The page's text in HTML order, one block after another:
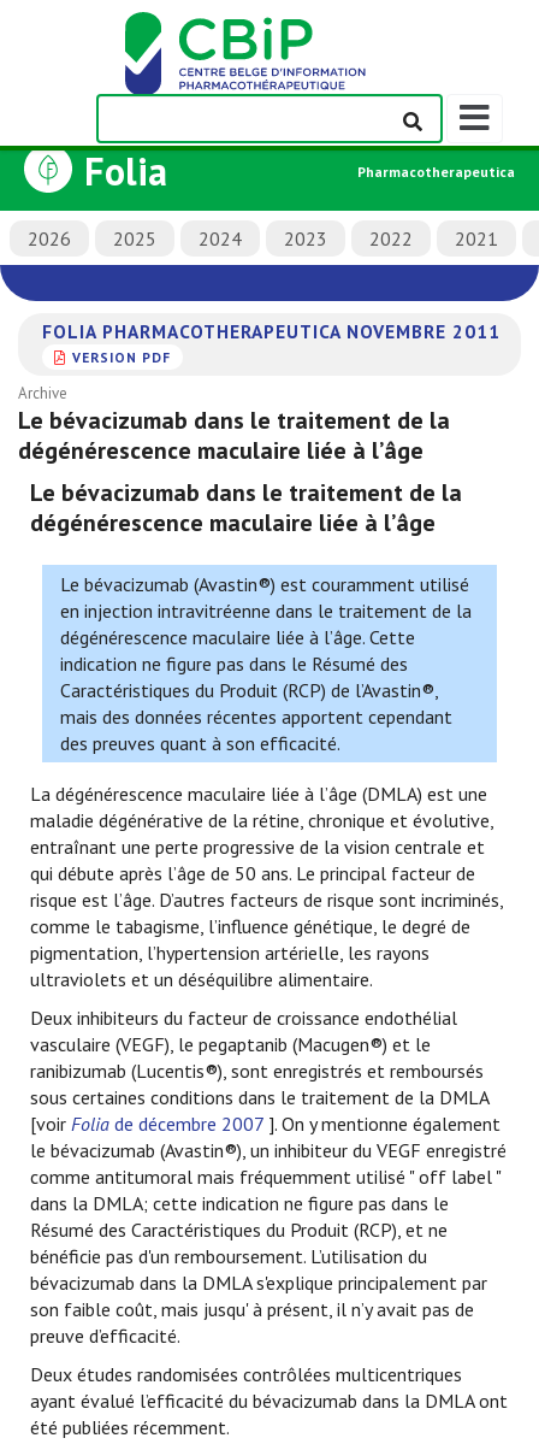
Afficher/
la
de
navigation
Folia Pharmacotherapeutica
2026 2025 2024 2023 2022 2021
FOLIA PHARMACOTHERAPEUTICA NOVEMBRE 2011
VERSION PDF
Archive
Le bévacizumab dans le traitement de la
dégénérescence maculaire liée à l’âge
Le bévacizumab dans le traitement de la
dégénérescence maculaire liée à l’âge
Le bévacizumab (Avastin®) est couramment utilisé
en injection intravitréenne dans le traitement de la
dégénérescence maculaire liée à l’âge. Cette
indication ne figure pas dans le Résumé des
Caractéristiques du Produit (RCP) de l’Avastin®,
mais des données récentes apportent cependant
des preuves quant à son efficacité.
La dégénérescence maculaire liée à l’âge (DMLA) est une
maladie dégénérative de la rétine, chronique et évolutive,
entraînant une perte progressive de la vision centrale et
qui débute après l’âge de 50 ans. Le principal facteur de
risque est l’âge. D’autres facteurs de risque sont incriminés,
comme le tabagisme, l’influence génétique, le degré de
pigmentation, l’hypertension artérielle, les rayons
ultraviolets et un déséquilibre alimentaire.
Deux inhibiteurs du facteur de croissance endothélial
vasculaire (VEGF), le pegaptanib (Macugen®) et le
ranibizumab (Lucentis®), sont enregistrés et remboursés
sous certaines conditions dans le traitement de la DMLA
[voir Folia de décembre 2007 ]. On y mentionne également
le bévacizumab (Avastin®), un inhibiteur du VEGF enregistré
comme antitumoral mais fréquemment utilisé " off label "
dans la DMLA; cette indication ne figure pas dans le
Résumé des Caractéristiques du Produit (RCP), et ne
bénéficie pas d'un remboursement. L’utilisation du
bévacizumab dans la DMLA s'explique principalement par
son faible coût, mais jusqu' à présent, il n’y avait pas de
preuve d’efficacité.
Deux études randomisées contrôlées multicentriques
ayant évalué l’efficacité du bévacizumab dans la DMLA ont
été publiées récemment.